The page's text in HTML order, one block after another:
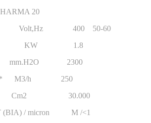
20
400 50-60
KW 1.8
mm.H2O 2300
aer** M3/h 250
Cm2 30.000
(BIA) / micron M /<1